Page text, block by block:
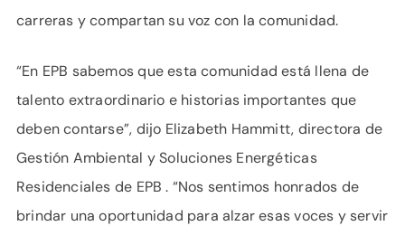
carreras y compartan su voz con la comunidad.
“En EPB sabemos que esta comunidad está llena de
talento extraordinario e historias importantes que
deben contarse”, dijo Elizabeth Hammitt, directora de
Gestión Ambiental y Soluciones Energéticas
Residenciales de EPB . “Nos sentimos honrados de
brindar una oportunidad para alzar esas voces y servir